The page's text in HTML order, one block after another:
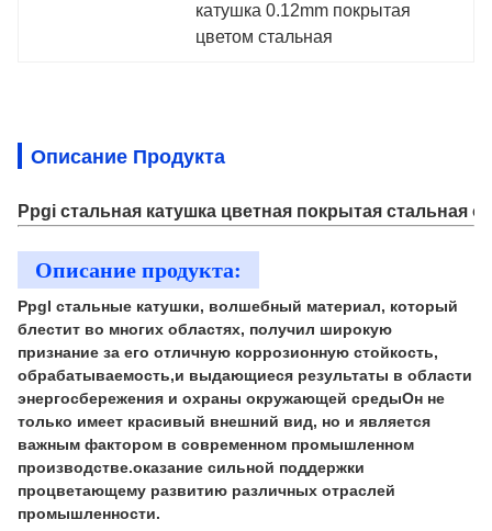
катушка 0.12mm покрытая
цветом стальная
Описание Продукта
Ppgi стальная катушка цветная покрытая стальная
Описание продукта:
Ppgl стальные катушки, волшебный материал, который
блестит во многих областях, получил широкую
признание за его отличную коррозионную стойкость,
обрабатываемость,и выдающиеся результаты в области
энергосбережения и охраны окружающей средыОн не
только имеет красивый внешний вид, но и является
важным фактором в современном промышленном
производстве.оказание сильной поддержки
процветающему развитию различных отраслей
промышленности.